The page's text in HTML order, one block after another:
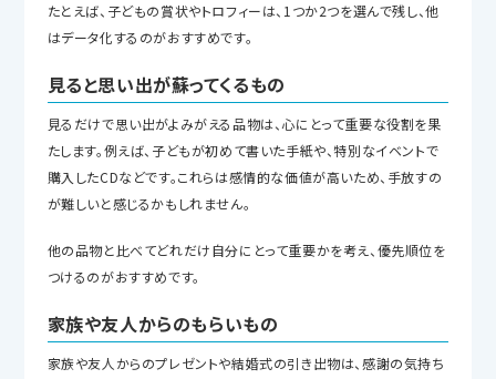
たとえば、子どもの賞状やトロフィーは、1つか2つを選んで残し、他
はデータ化するのがおすすめです。
見ると思い出が蘇ってくるもの
見るだけで思い出がよみがえる品物は、心にとって重要な役割を果
たします。例えば、子どもが初めて書いた手紙や、特別なイベントで
購入したCDなどです。これらは感情的な価値が高いため、手放すの
が難しいと感じるかもしれません。
他の品物と比べてどれだけ自分にとって重要かを考え、優先順位を
つけるのがおすすめです。
家族や友人からのもらいもの
家族や友人からのプレゼントや結婚式の引き出物は、感謝の気持ち